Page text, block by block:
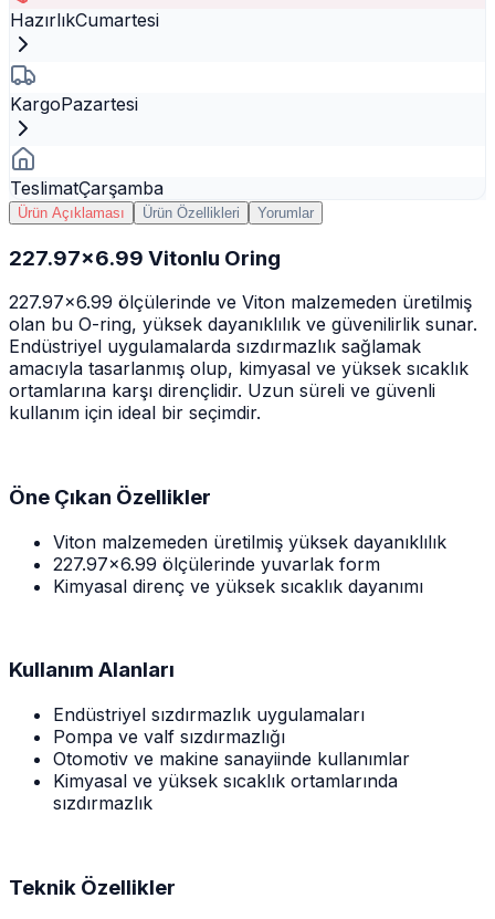
HazırlıkCumartesi
KargoPazartesi
TeslimatÇarşamba
Ürün Açıklaması Ürün Özellikleri Yorumlar
227.97x6.99 Vitonlu Oring
227.97x6.99 ölçülerinde ve Viton malzemeden üretilmiş
olan bu O-ring, yüksek dayanıklılık ve güvenilirlik sunar.
Endüstriyel uygulamalarda sızdırmazlık sağlamak
amacıyla tasarlanmış olup, kimyasal ve yüksek sıcaklık
ortamlarına karşı dirençlidir. Uzun süreli ve güvenli
kullanım için ideal bir seçimdir.
Öne Çıkan Özellikler
Viton malzemeden üretilmiş yüksek dayanıklılık
227.97x6.99 ölçülerinde yuvarlak form
Kimyasal direnç ve yüksek sıcaklık dayanımı
Kullanım Alanları
Endüstriyel sızdırmazlık uygulamaları
Pompa ve valf sızdırmazlığı
Otomotiv ve makine sanayiinde kullanımlar
Kimyasal ve yüksek sıcaklık ortamlarında
sızdırmazlık
Teknik Özellikler